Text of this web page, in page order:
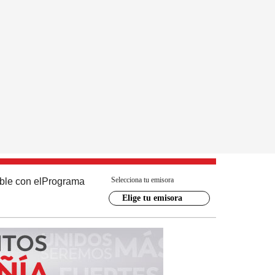
con el Programa Selecciona tu emisora
Elige tu emisora